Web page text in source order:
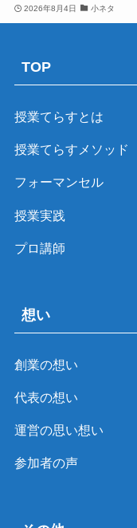
2026年8月4日 小ネタ
TOP
授業てらすとは
授業てらすメソッド
フォーマンセル
授業実践
プロ講師
想い
創業の想い
代表の想い
運営の思い想い
参加者の声